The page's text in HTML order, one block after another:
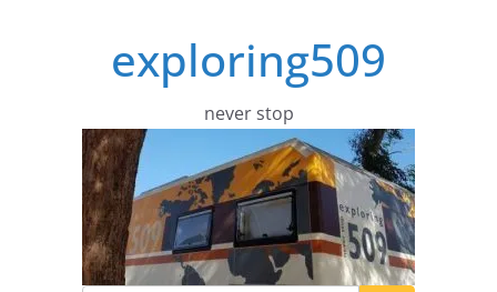
exploring509
never stop